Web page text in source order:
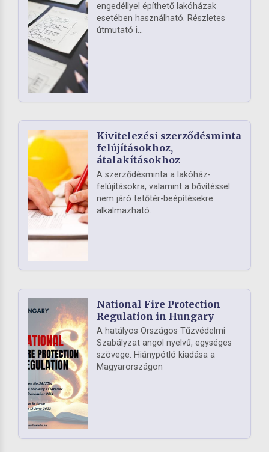
engedéllyel építhető lakóházak
esetében használható. Részletes
útmutató i...
Kivitelezési szerződésminta
felújításokhoz,
átalakításokhoz
A szerződésminta a lakóház-
felújításokra, valamint a bővítéssel
nem járó tetőtér-beépítésekre
alkalmazható.
National Fire Protection
Regulation in Hungary
A hatályos Országos Tűzvédelmi
Szabályzat angol nyelvű, egységes
szövege. Hiánypótló kiadása a
Magyarországon